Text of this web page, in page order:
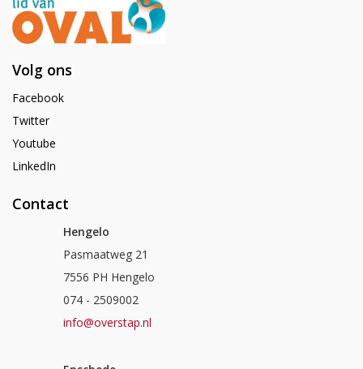
Volg ons
Facebook
Twitter
Youtube
LinkedIn
Contact
Hengelo
Pasmaatweg 21
7556 PH Hengelo
074 - 2509002
info@overstap.nl